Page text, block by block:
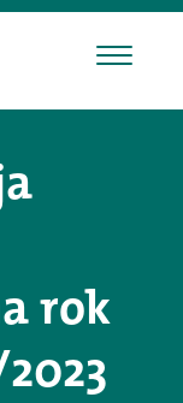
rok